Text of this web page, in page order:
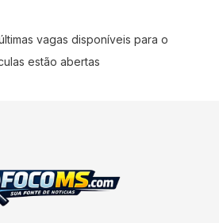
vagas disponíveis para o
estão abertas